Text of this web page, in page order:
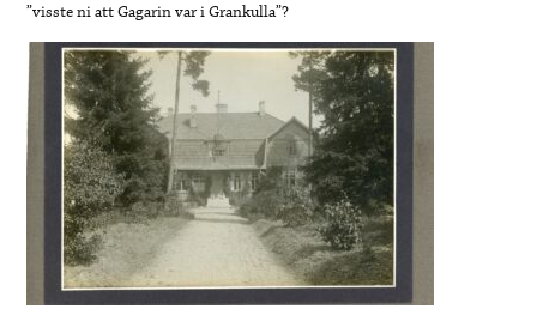
”visste ni att Gagarin var i Grankulla”?